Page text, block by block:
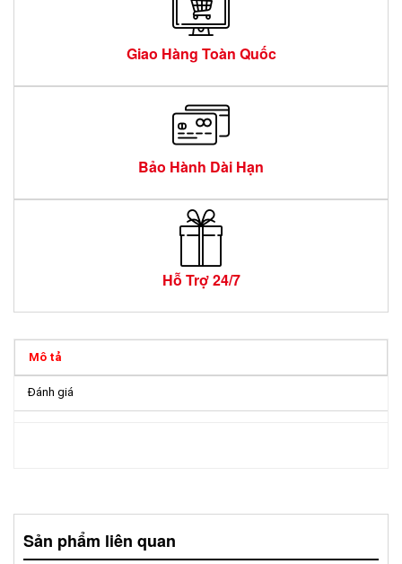
Giao Hàng Toàn Quốc
Bảo Hành Dài Hạn
Hỗ Trợ 24/7
Mô tả
Đánh giá
Sản phẩm liên quan